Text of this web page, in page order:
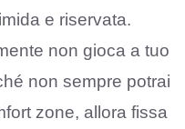
e riservata.
non gioca a tuo
non sempre potrai
zone, allora fissa